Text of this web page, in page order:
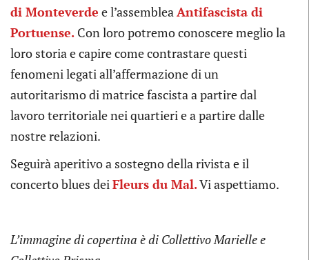
di Monteverde e l’assembleaAntifascista di
Portuense. Con loro potremo conoscere meglio la
loro storia e capire come contrastare questi
fenomeni legati all’affermazione di un
autoritarismo di matrice fascista a partire dal
lavoro territoriale nei quartieri e a partire dalle
nostre relazioni.
Seguirà aperitivo a sostegno della rivista e il
concerto blues deiFleurs du Mal.Vi aspettiamo.
L’immagine di copertina è di Collettivo Marielle e